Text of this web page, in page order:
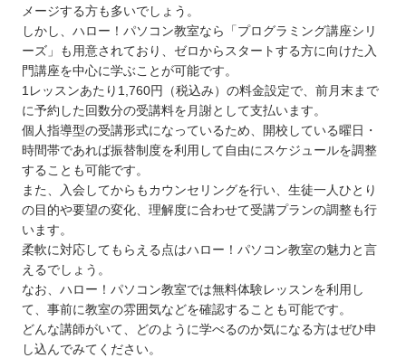
メージする方も多いでしょう。
しかし、ハロー！パソコン教室なら「プログラミング講座シリ
ーズ」も用意されており、ゼロからスタートする方に向けた入
門講座を中心に学ぶことが可能です。
1レッスンあたり1,760円（税込み）の料金設定で、前月末まで
に予約した回数分の受講料を月謝として支払います。
個人指導型の受講形式になっているため、開校している曜日・
時間帯であれば振替制度を利用して自由にスケジュールを調整
することも可能です。
また、入会してからもカウンセリングを行い、生徒一人ひとり
の目的や要望の変化、理解度に合わせて受講プランの調整も行
います。
柔軟に対応してもらえる点はハロー！パソコン教室の魅力と言
えるでしょう。
なお、ハロー！パソコン教室では無料体験レッスンを利用し
て、事前に教室の雰囲気などを確認することも可能です。
どんな講師がいて、どのように学べるのか気になる方はぜひ申
し込んでみてください。